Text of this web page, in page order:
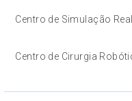
Centro de Simulação
Centro de Cirurgia